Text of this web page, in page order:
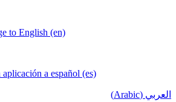
to English (en)
a español (es)
العربي (Arabic)